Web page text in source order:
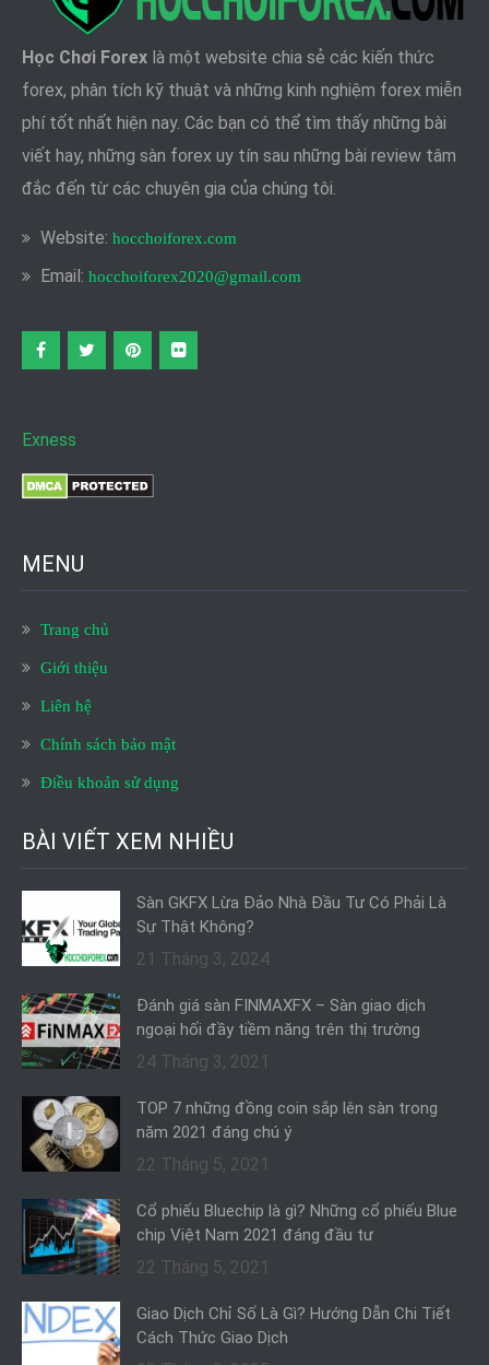
Học Chơi Forex là một website chia sẻ các kiến thức
forex, phân tích kỹ thuật và những kinh nghiệm forex miễn
phí tốt nhất hiện nay. Các bạn có thể tìm thấy những bài
viết hay, những sàn forex uy tín sau những bài review tâm
đắc đến từ các chuyên gia của chúng tôi.
Website: hocchoiforex.com
Email: hocchoiforex2020@gmail.com
Exness
MENU
Trang chủ
Giới thiệu
Liên hệ
Chính sách bảo mật
Điều khoản sử dụng
BÀI VIẾT XEM NHIỀU
Sàn GKFX Lừa Đảo Nhà Đầu Tư Có Phải Là
Sự Thật Không?
21 Tháng 3, 2024
Đánh giá sàn FINMAXFX – Sàn giao dịch
ngoại hối đầy tiềm năng trên thị trường
24 Tháng 3, 2021
TOP 7 những đồng coin sắp lên sàn trong
năm 2021 đáng chú ý
22 Tháng 5, 2021
Cổ phiếu Bluechip là gì? Những cổ phiếu Blue
chip Việt Nam 2021 đáng đầu tư
22 Tháng 5, 2021
Giao Dịch Chỉ Số Là Gì? Hướng Dẫn Chi Tiết
Cách Thức Giao Dịch